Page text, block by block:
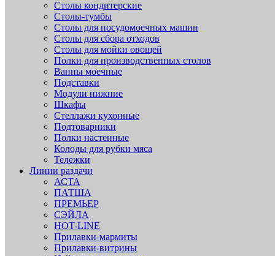
Столы кондитерские
Столы-тумбы
Столы для посудомоечных машин
Столы для сбора отходов
Столы для мойки овощей
Полки для производственных столов
Ванны моечные
Подставки
Модули нижние
Шкафы
Стеллажи кухонные
Подтоварники
Полки настенные
Колоды для рубки мяса
Тележки
Линии раздачи
АСТА
ПАТША
ПРЕМЬЕР
СЭЙЛА
HOT-LINE
Прилавки-мармиты
Прилавки-витрины